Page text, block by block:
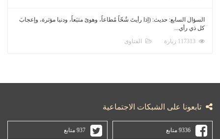
السؤال السابع: حديث: (إذا رأيتَ شُحّاً مُطاعاً، وهوىً متبَعاً، ودنيا مؤثرة، وإعجابَ
كل ذي رأي...
الفتاوى
تابعونا على الشبكات الاجتماعية
9336 متابع 937 متابع